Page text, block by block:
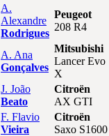
A.
Alexandre
Rodrigues
Peugeot
208 R4
A. Ana
Gonçalves
Mitsubishi
Lancer Evo
X
J. João
Beato
Citroën
AX GTI
F. Flavio
Vieira
Citroën
Saxo S1600